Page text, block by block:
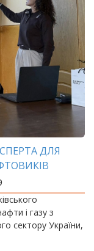
ДЛЯ
і газу з
сектору України,